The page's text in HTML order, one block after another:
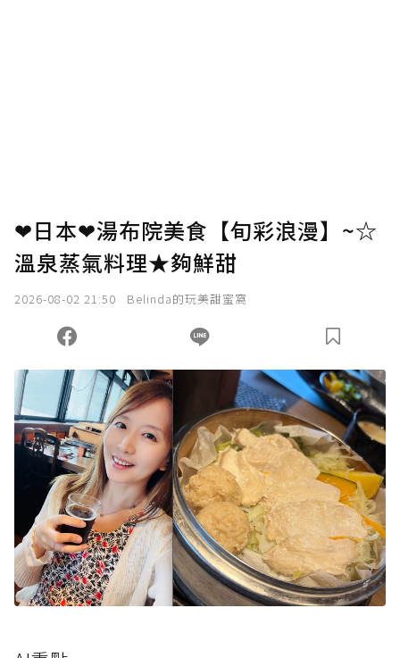
❤日本❤湯布院美食【旬彩浪漫】~☆
溫泉蒸氣料理★夠鮮甜
2026-08-02 21:50 Belinda的玩美甜蜜窩